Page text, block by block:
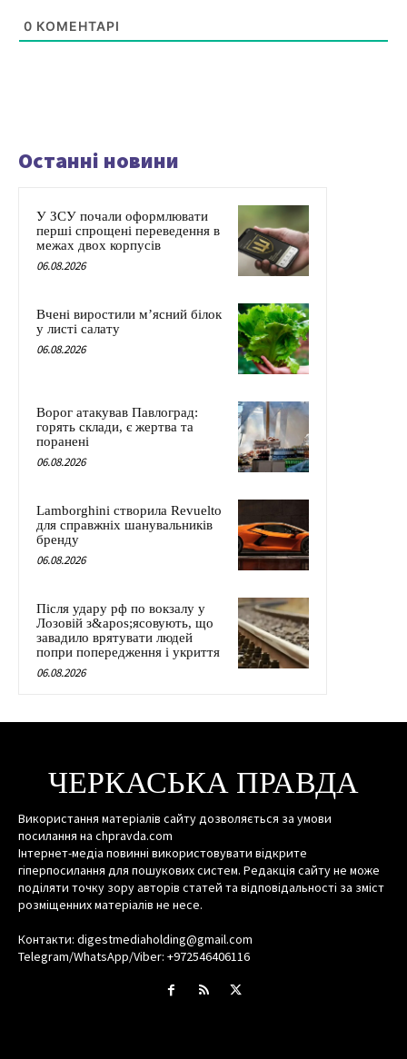
0 КОМЕНТАРІ
Останні новини
У ЗСУ почали оформлювати
перші спрощені переведення в
межах двох корпусів
06.08.2026
Вчені виростили м’ясний білок
у листі салату
06.08.2026
Ворог атакував Павлоград:
горять склади, є жертва та
поранені
06.08.2026
Lamborghini створила Revuelto
для справжніх шанувальників
бренду
06.08.2026
Після удару рф по вокзалу у
Лозовій з&apos;ясовують, що
завадило врятувати людей
попри попередження і укриття
06.08.2026
ЧЕРКАСЬКА ПРАВДА
Використання матеріалів сайту дозволяється за умови
посилання на chpravda.com
Інтернет-медіа повинні використовувати відкрите
гіперпосилання для пошукових систем. Редакція сайту не може
поділяти точку зору авторів статей та відповідальності за зміст
розміщенних матеріалів не несе.
Контакти: digestmediaholding@gmail.com
Telegram/WhatsApp/Viber: +972546406116